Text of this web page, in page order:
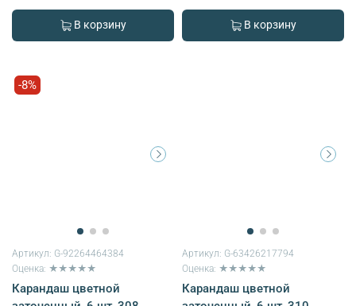
В корзину В корзину
-8%
Артикул: G-92264464384
Оценка: ★★★★★
Карандаш цветной
Артикул: G-63426217794
Оценка: ★★★★★
Карандаш цветной